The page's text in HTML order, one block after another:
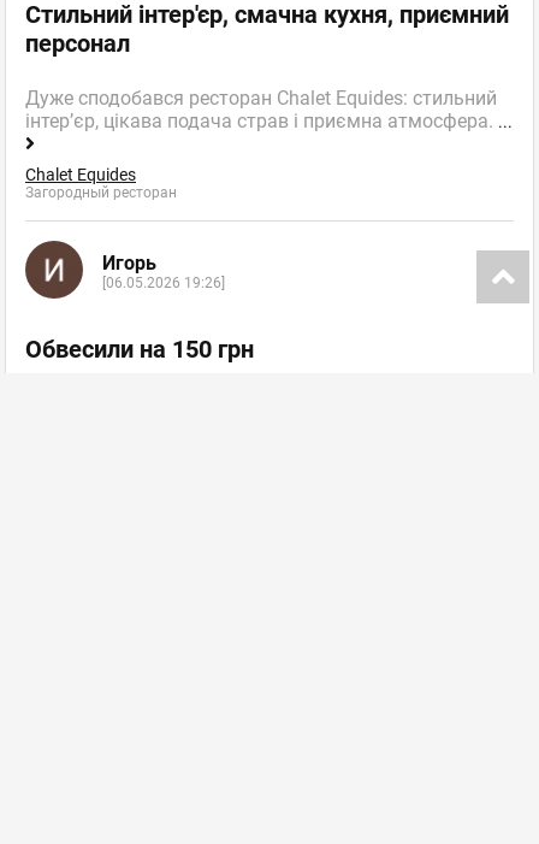
Стильний інтер'єр, смачна кухня, приємний
персонал
Дуже сподобався ресторан Chalet Equides: стильний
інтер’єр, цікава подача страв і приємна атмосфера. ...
Chalet Equides
Загородный ресторан
Игорь
[06.05.2026 19:26]
Обвесили на 150 грн